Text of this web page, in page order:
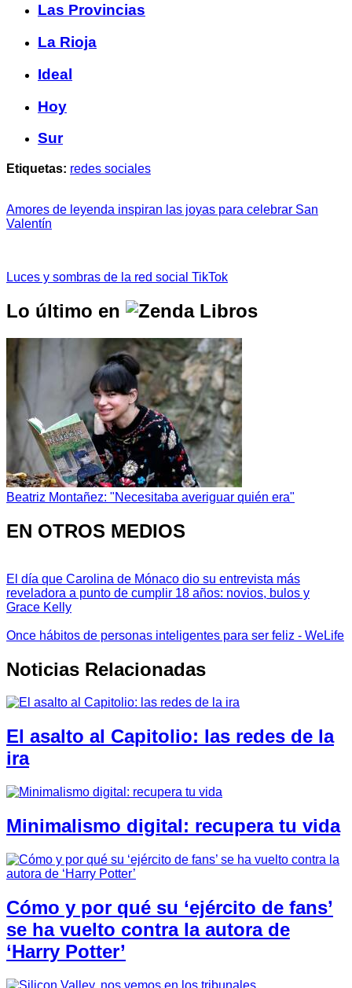
Las Provincias
La Rioja
Ideal
Hoy
Sur
Etiquetas: redes sociales
Amores de leyenda inspiran las joyas para celebrar San
Valentín
Luces y sombras de la red social TikTok
Lo último en
Beatriz Montañez: "Necesitaba averiguar quién era"
EN OTROS MEDIOS
El día que Carolina de Mónaco dio su entrevista más
reveladora a punto de cumplir 18 años: novios, bulos y
Grace Kelly
Once hábitos de personas inteligentes para ser feliz - WeLife
Noticias Relacionadas
El asalto al Capitolio: las redes de la
ira
Minimalismo digital: recupera tu vida
Cómo y por qué su ‘ejército de fans’
se ha vuelto contra la autora de
‘Harry Potter’